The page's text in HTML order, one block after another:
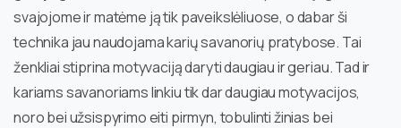
svajojome ir matėme ją tik paveikslėliuose, o dabar ši
technika jau naudojama karių savanorių pratybose. Tai
ženkliai stiprina motyvaciją daryti daugiau ir geriau. Tad ir
kariams savanoriams linkiu tik dar daugiau motyvacijos,
noro bei užsispyrimo eiti pirmyn, tobulinti žinias bei